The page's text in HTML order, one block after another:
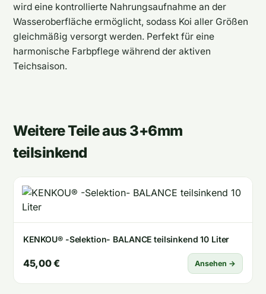
wird eine kontrollierte Nahrungsaufnahme an der
Wasseroberfläche ermöglicht, sodass Koi aller Größen
gleichmäßig versorgt werden. Perfekt für eine
harmonische Farbpflege während der aktiven
Teichsaison.
Weitere Teile aus 3+6mm
teilsinkend
KENKOU® -Selektion- BALANCE teilsinkend 10 Liter
45,00 € Ansehen →